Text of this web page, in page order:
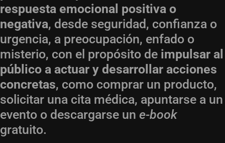
respuesta emocional positiva o
negativa, desde seguridad, confianza o
urgencia, a preocupación, enfado o
misterio, con el propósito de impulsar al
público a actuar y desarrollar acciones
concretas, como comprar un producto,
solicitar una cita médica, apuntarse a un
evento o descargarse un e-book
gratuito.